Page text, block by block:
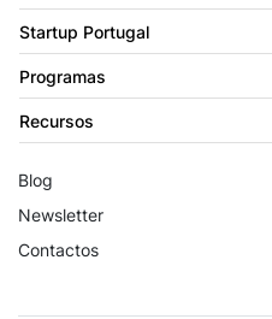
Startup Portugal
Programas
Recursos
Blog
Newsletter
Contactos